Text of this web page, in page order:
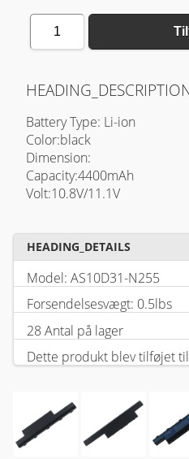
1
Battery Type: Li-ion
Color:black
Dimension:
Capacity:4400mAh
Volt:10.8V/11.1V
HEADING_DETAILS
Model: AS10D31-N255
Forsendelsesvægt: 0.5lbs
28 Antal på lager